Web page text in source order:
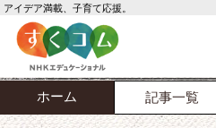
アイデア満載、子育て応援。
ホーム 記事一覧